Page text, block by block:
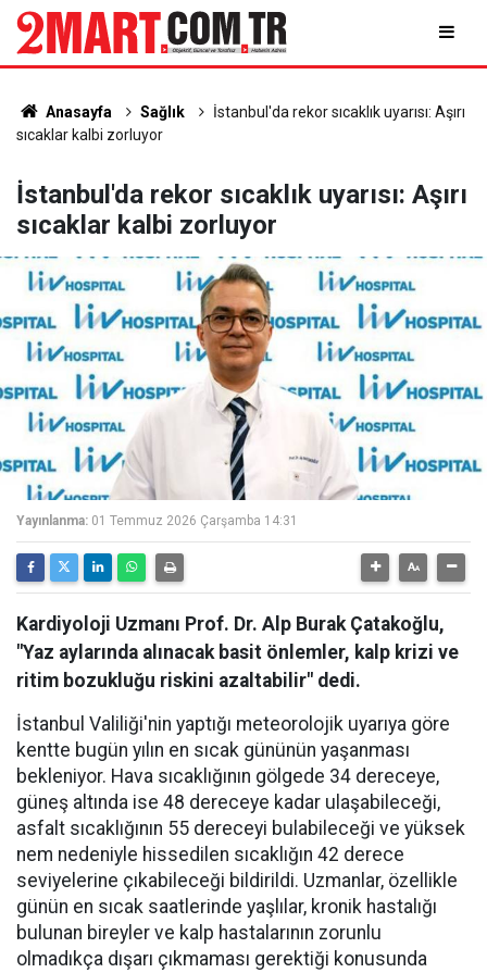
Anasayfa Sağlık
İstanbul'da rekor sıcaklık uyarısı: Aşırı
sıcaklar kalbi zorluyor
İstanbul'da rekor sıcaklık uyarısı: Aşırı
sıcaklar kalbi zorluyor
Yayınlanma: 01 Temmuz 2026 Çarşamba 14:31
Kardiyoloji Uzmanı Prof. Dr. Alp Burak Çatakoğlu,
"Yaz aylarında alınacak basit önlemler, kalp krizi ve
ritim bozukluğu riskini azaltabilir" dedi.
İstanbul Valiliği'nin yaptığı meteorolojik uyarıya göre
kentte bugün yılın en sıcak gününün yaşanması
bekleniyor. Hava sıcaklığının gölgede 34 dereceye,
güneş altında ise 48 dereceye kadar ulaşabileceği,
asfalt sıcaklığının 55 dereceyi bulabileceği ve yüksek
nem nedeniyle hissedilen sıcaklığın 42 derece
seviyelerine çıkabileceği bildirildi. Uzmanlar, özellikle
günün en sıcak saatlerinde yaşlılar, kronik hastalığı
bulunan bireyler ve kalp hastalarının zorunlu
olmadıkça dışarı çıkmaması gerektiği konusunda